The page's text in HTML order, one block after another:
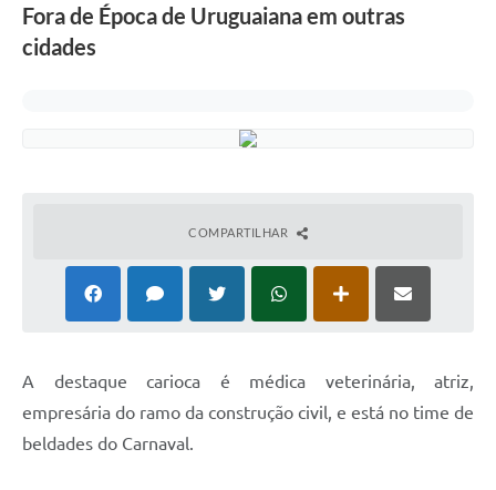
COVID-19
Prefeito Municipal
Arquivo Histórico
ITBI Online
Fora de Época de Uruguaiana em outras
cidades
COMPARTILHAR
A destaque carioca é médica veterinária, atriz,
empresária do ramo da construção civil, e está no time de
beldades do Carnaval.